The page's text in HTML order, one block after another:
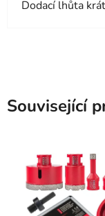
Dodací lhůta
Související